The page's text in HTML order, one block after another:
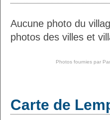
Aucune photo du
photos des villes et
Photos fournies par
Carte de